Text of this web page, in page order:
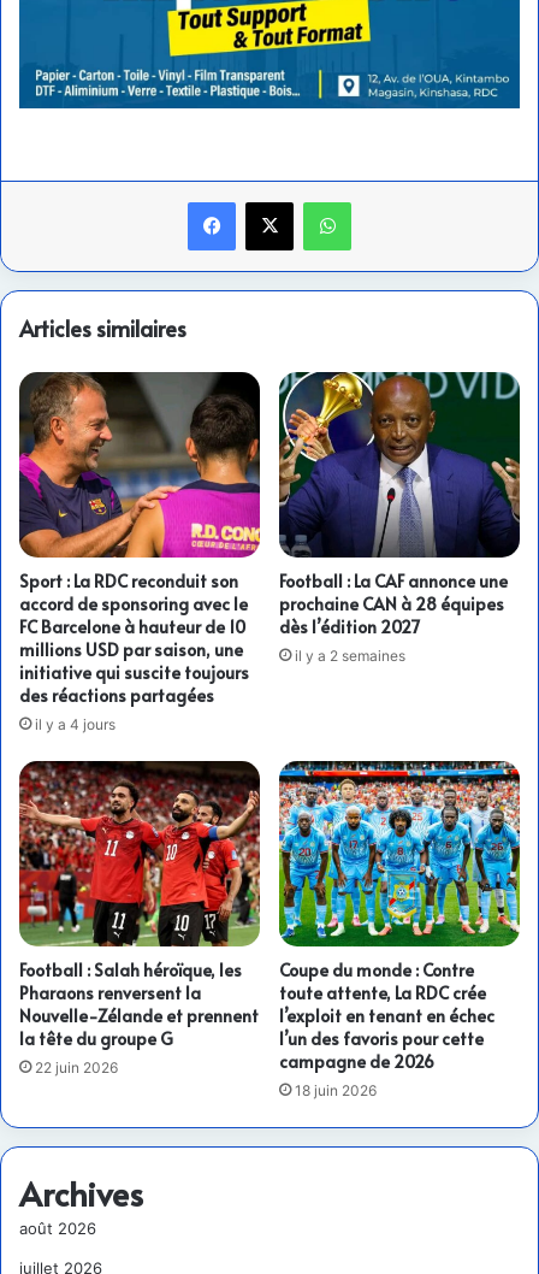
Facebook
X WhatsApp
Articles similaires
Sport : La RDC reconduit son
accord de sponsoring avec le
FC Barcelone à hauteur de 10
millions USD par saison, une
initiative qui suscite toujours
des réactions partagées
il y a 4 jours
Football : La CAF annonce une
prochaine CAN à 28 équipes
dès l’édition 2027
il y a 2 semaines
Football : Salah héroïque, les
Pharaons renversent la
Nouvelle-Zélande et prennent
la tête du groupe G
22 juin 2026
Coupe du monde : Contre
toute attente, La RDC crée
l’exploit en tenant en échec
l’un des favoris pour cette
campagne de 2026
18 juin 2026
Archives
août 2026
juillet 2026